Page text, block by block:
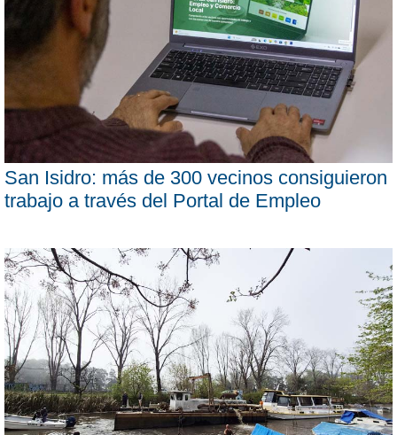
San Isidro: más de 300 vecinos consiguieron
trabajo a través del Portal de Empleo